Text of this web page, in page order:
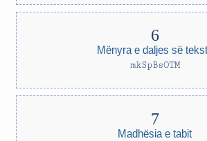
Mënyra e daljes së
mkSpBsOTM
Madhësia e tabit